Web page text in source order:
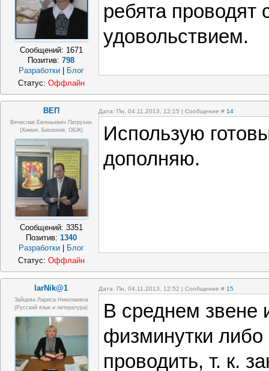
Сообщений: 1671
Позитив:798
Разработки
Блог
ребята
удовольствием.
Статус: Оффлайн
ВЕП Дата: Пн, 04.11.2013, 12:15 | Сообщение # 14
Вячеслав Евгеньевич Патрухин
(Химия, Биология, ОБЖ)
Сообщений: 3351
Позитив: 1340
Разработки
Блог
Использую
дополняю.
Статус: Оффлайн
larNik@1 Дата: Пн, 04.11.2013, 12:52 | Сообщение # 15
Зайцева Лариса Николаевна
(Русский язык и литература)
В среднем звене
физминутки
проводить, т. к.